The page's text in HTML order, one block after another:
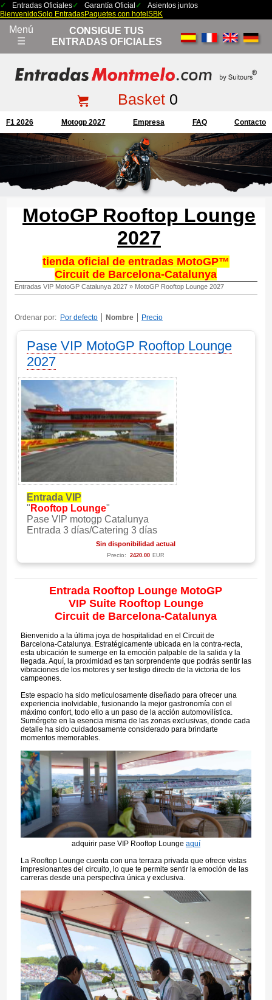
Entradas Oficiales Garantía Oficial
Asientos juntos
BienvenidoSolo EntradasPaquetes con hotel SBK
Menú
☰
CONSIGUE TUS
ENTRADAS OFICIALES
Basket0
F1 2026 Motogp 2027 Empresa FAQ Contacto
MotoGP Rooftop Lounge
2027
tienda oficial de entradas MotoGP™
Circuit de Barcelona-Catalunya
Entradas VIP MotoGP Catalunya 2027» MotoGP Rooftop Lounge 2027
Ordenar por: Por defecto Nombre Precio
Pase VIP MotoGP Rooftop Lounge
2027
Entrada VIP
" Rooftop Lounge"
Pase VIP motogp Catalunya
Entrada 3 días/Catering 3 días
Sin disponibilidad actual
Precio: 2420.00 EUR
Entrada Rooftop Lounge MotoGP
VIP Suite Rooftop Lounge
Circuit de Barcelona-Catalunya
Bienvenido a la última joya de hospitalidad en el Circuit de
Barcelona-Catalunya. Estratégicamente ubicada en la contra-recta,
esta ubicación te sumerge en la emoción palpable de la salida y la
llegada. Aquí, la proximidad es tan sorprendente que podrás sentir las
vibraciones de los motores y ser testigo directo de la victoria de los
campeones.
Este espacio ha sido meticulosamente diseñado para ofrecer una
experiencia inolvidable, fusionando la mejor gastronomía con el
máximo confort, todo ello a un paso de la acción automovilística.
Sumérgete en la esencia misma de las zonas exclusivas, donde cada
detalle ha sido cuidadosamente considerado para brindarte
momentos memorables.
adquirir pase VIP Rooftop Lounge aquí
La Rooftop Lounge cuenta con una terraza privada que ofrece vistas
impresionantes del circuito, lo que te permite sentir la emoción de las
carreras desde una perspectiva única y exclusiva.